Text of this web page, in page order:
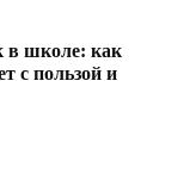
в школе: как
с пользой и